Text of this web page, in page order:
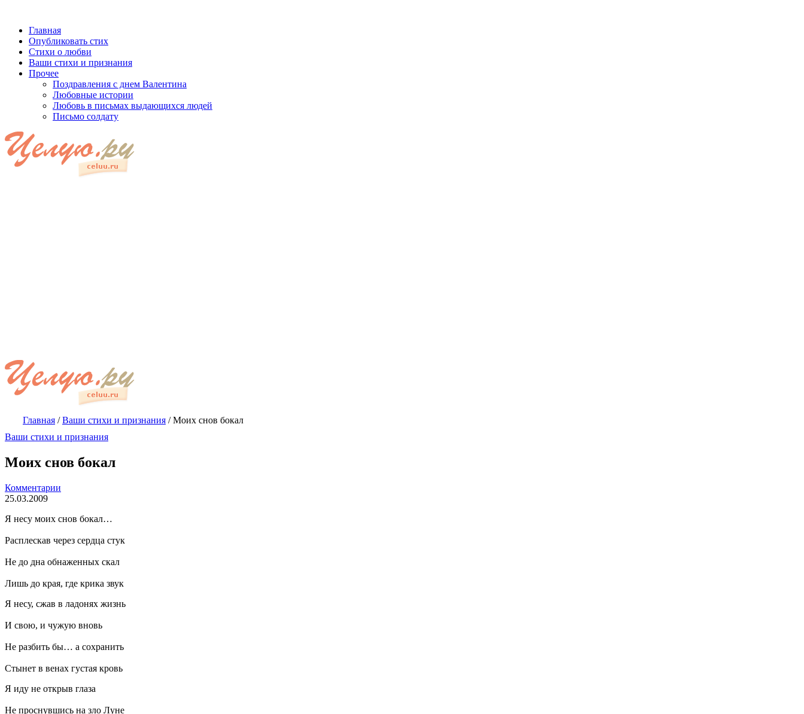
Главная
Опубликовать стих
Стихи о любви
Ваши стихи и признания
Прочее
Поздравления с днем Валентина
Любовные истории
Любовь в письмах выдающихся людей
Письмо солдату
Главная /Ваши стихи и признания /Моих снов бокал
Ваши стихи и признания
Моих снов бокал
Комментарии
25.03.2009
Я несу моих снов бокал…
Расплескав через сердца стук
Не до дна обнаженных скал
Лишь до края, где крика звук
Я несу, сжав в ладонях жизнь
И свою, и чужую вновь
Не разбить бы… а сохранить
Стынет в венах густая кровь
Я иду не открыв глаза
Не проснувшись на зло Луне